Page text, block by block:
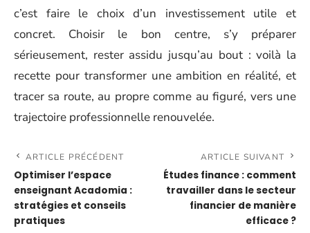
c’est faire le choix d’un investissement utile et
concret. Choisir le bon centre, s’y préparer
sérieusement, rester assidu jusqu’au bout : voilà la
recette pour transformer une ambition en réalité, et
tracer sa route, au propre comme au figuré, vers une
trajectoire professionnelle renouvelée.
ARTICLE PRÉCÉDENT
Optimiser l’espace
enseignant Acadomia :
stratégies et conseils
pratiques
ARTICLE SUIVANT
Études finance : comment
travailler dans le secteur
financier de manière
efficace ?